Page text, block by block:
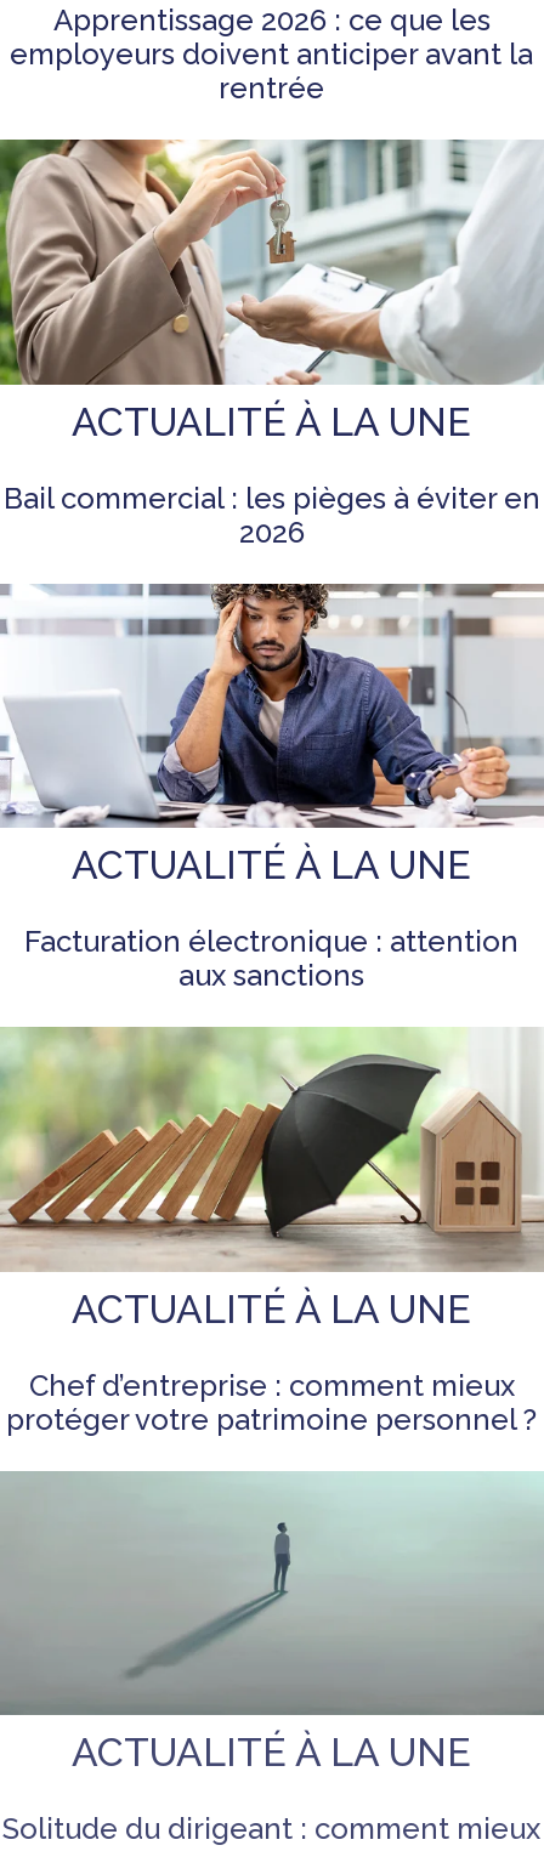
Apprentissage 2026 : ce que les
employeurs doivent anticiper avant la
rentrée
ACTUALITÉ À LA UNE
Bail commercial : les pièges à éviter en
2026
ACTUALITÉ À LA UNE
Facturation électronique : attention
aux sanctions
ACTUALITÉ À LA UNE
Chef d’entreprise : comment mieux
protéger votre patrimoine personnel ?
ACTUALITÉ À LA UNE
Solitude du dirigeant : comment mieux
savoir plus